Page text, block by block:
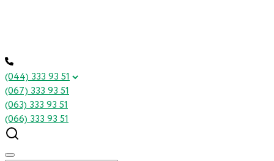
(044) 333 93 51
(067) 333 93 51
(063) 333 93 51
(066) 333 93 51